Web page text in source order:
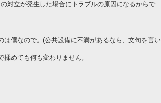
対立が発生した場合にトラブルの原因になるからで
は僕なので。(公共設備に不満があるなら、文句を言い
めても何も変わりません。